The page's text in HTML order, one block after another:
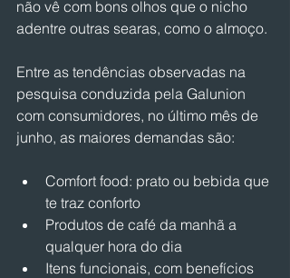
não vê com bons olhos que o nicho
adentre outras searas, como o almoço.
Entre as tendências observadas na
pesquisa conduzida pela Galunion
com consumidores, no último mês de
junho, as maiores demandas são:
Comfort food: prato ou bebida que
te traz conforto
Produtos de café da manhã a
qualquer hora do dia
Itens funcionais, com benefícios